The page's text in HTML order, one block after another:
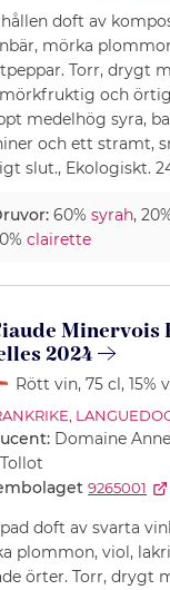
doft av
mörka
Torr, drygt
och
medelhög syra,
och ett stramt,
slut., Ekologiskt.
60%syrah,
clairette
Minervois
2024
Rött vin, 75 cl, 15%
Domaine
9265001
doft av svarta
plommon, viol,
örter. Torr, drygt